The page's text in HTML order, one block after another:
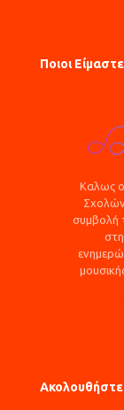
Ποιοι Είμαστε
Καλως
συμβολή